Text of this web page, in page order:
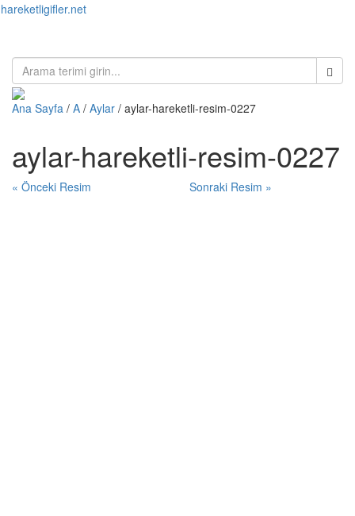
hareketligifler.net
Ana Sayfa / A / Aylar / aylar-hareketli-resim-0227
aylar-hareketli-resim-0227
« Önceki Resim Sonraki Resim »